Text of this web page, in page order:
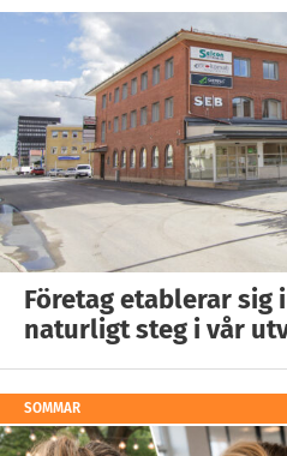
Företag etablerar sig
naturligt steg i vår
SOMMAR